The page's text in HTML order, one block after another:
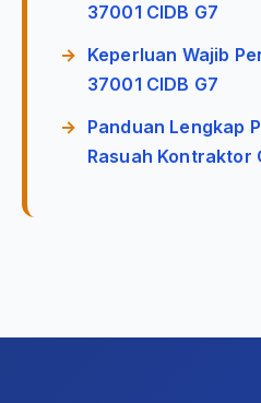
37001 CIDB G7
Keperluan Wajib
37001 CIDB G7
Panduan Lengkap
Rasuah Kontraktor